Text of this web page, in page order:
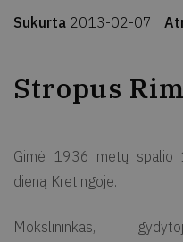
Sukurta 2013-02-07
Stropus
Gimė 1936 metų spalio
dieną Kretingoje.
Mokslininkas,